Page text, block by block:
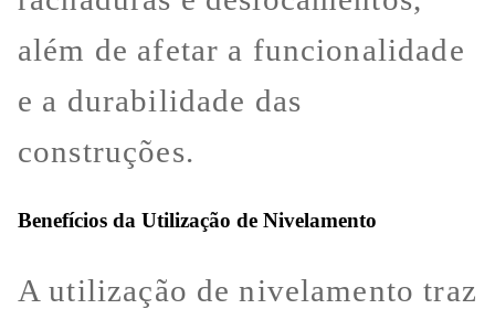
além de afetar a funcionalidade
e a durabilidade das
construções.
Benefícios da Utilização de Nivelamento
A utilização de nivelamento traz